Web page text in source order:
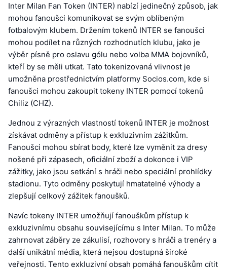
Inter Milan Fan Token (INTER) nabízí jedinečný způsob, jak
mohou fanoušci komunikovat se svým oblíbeným
fotbalovým klubem. Držením tokenů INTER se fanoušci
mohou podílet na různých rozhodnutích klubu, jako je
výběr písně pro oslavu gólu nebo volba MMA bojovníků,
kteří by se měli utkat. Tato tokenizovaná vlivnost je
umožněna prostřednictvím platformy Socios.com, kde si
fanoušci mohou zakoupit tokeny INTER pomocí tokenů
Chiliz (CHZ).
Jednou z výrazných vlastností tokenů INTER je možnost
získávat odměny a přístup k exkluzivním zážitkům.
Fanoušci mohou sbírat body, které lze vyměnit za dresy
nošené při zápasech, oficiální zboží a dokonce i VIP
zážitky, jako jsou setkání s hráči nebo speciální prohlídky
stadionu. Tyto odměny poskytují hmatatelné výhody a
zlepšují celkový zážitek fanoušků.
Navíc tokeny INTER umožňují fanouškům přístup k
exkluzivnímu obsahu souvisejícímu s Inter Milan. To může
zahrnovat záběry ze zákulisí, rozhovory s hráči a trenéry a
další unikátní média, která nejsou dostupná široké
veřejnosti. Tento exkluzivní obsah pomáhá fanouškům cítit